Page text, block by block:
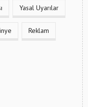
Yasal Uyarılar
Reklam